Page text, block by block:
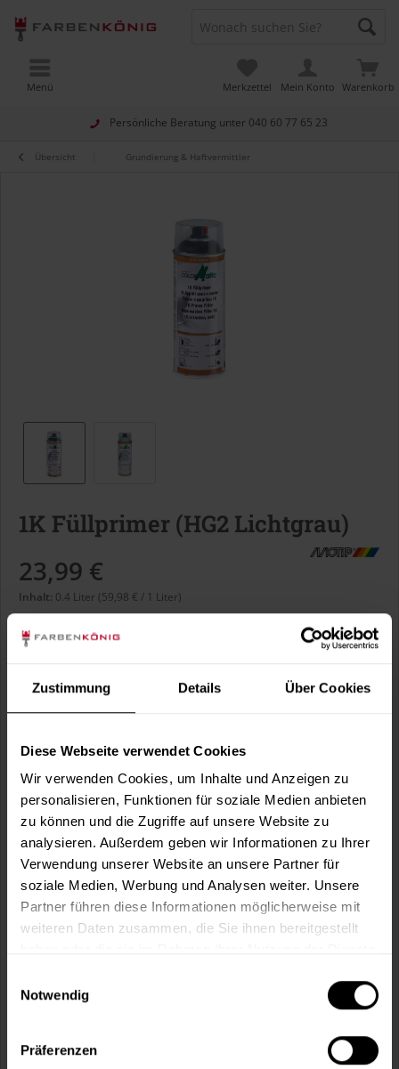
Zustimmung Details Über Cookies
Diese Webseite verwendet Cookies
Wir verwenden Cookies, um Inhalte und Anzeigen zu
personalisieren, Funktionen für soziale Medien anbieten
zu können und die Zugriffe auf unsere Website zu
analysieren. Außerdem geben wir Informationen zu Ihrer
Verwendung unserer Website an unsere Partner für
soziale Medien, Werbung und Analysen weiter. Unsere
Partner führen diese Informationen möglicherweise mit
weiteren Daten zusammen, die Sie ihnen bereitgestellt
Notwendig
Präferenzen
Persönliche Beratung unter 040 60 77 65 23
Warenkorb
Merkzettel Mein Konto
Menü
Übersicht Grundierung & Haftvermittler
1K Füllprimer (HG2 Lichtgrau)
23,99 €
Inhalt: 0.4 Liter (59,98 € / 1 Liter)
inkl. MwSt.zzgl. Versandkosten
Sofort versandfertig, Lieferzeit ca. 1-3 Arbeitstage
Liter:
In den Warenkorb
Merken Fragen zum Artikel?
Artikel-Nr.: CM0001HG2_LICHTGRAU